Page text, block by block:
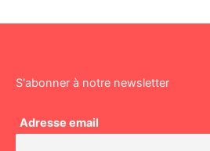
S'abonner à notre newsletter
Adresse email